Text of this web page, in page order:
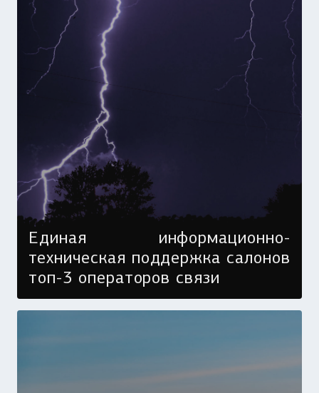
Единая информационно-
техническая поддержка салонов
топ-3 операторов связи